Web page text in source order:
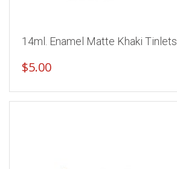
14ml. Enamel Matte Khaki Tinlets
$5.00